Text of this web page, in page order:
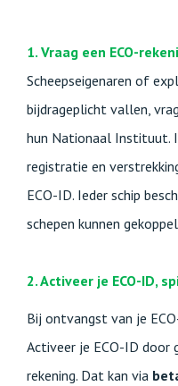
1. Vraag een ECO-
Scheepseigenaren of
bijdrageplicht vallen,
hun Nationaal Instituut.
registratie en
ECO-ID. Ieder schip
schepen kunnen
2. Activeer je ECO-ID,
Bij ontvangst van je
Activeer je ECO-ID
rekening. Dat kan via